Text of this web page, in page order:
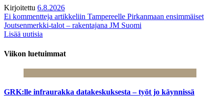
Kirjoitettu 6.8.2026
Ei kommentteja artikkeliin Tampereelle Pirkanmaan ensimmäiset
Joutsenmerkki-talot – rakentajana JM Suomi
Lisää uutisia
Viikon luetuimmat
GRK:lle infraurakka datakeskuksesta – työt jo käynnissä